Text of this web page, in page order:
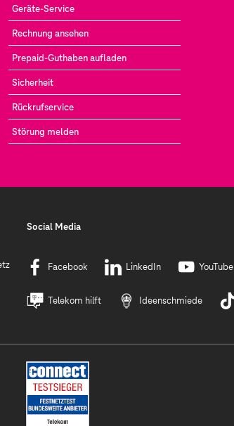
Geräte-Service
Rechnung ansehen
Prepaid-Guthaben aufladen
Sicherheit
Rückrufservice
Störung melden
Social Media
Facebook LinkedIn YouTube
Telekom hilft Ideenschmiede